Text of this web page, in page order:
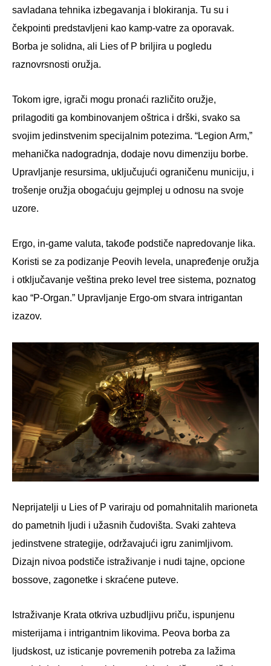
savladana tehnika izbegavanja i blokiranja. Tu su i
čekpointi predstavljeni kao kamp-vatre za oporavak.
Borba je solidna, ali Lies of P briljira u pogledu
raznovrsnosti oružja.
Tokom igre, igrači mogu pronaći različito oružje,
prilagoditi ga kombinovanjem oštrica i drški, svako sa
svojim jedinstvenim specijalnim potezima. “Legion Arm,”
mehanička nadogradnja, dodaje novu dimenziju borbe.
Upravljanje resursima, uključujući ograničenu municiju, i
trošenje oružja obogaćuju gejmplej u odnosu na svoje
uzore.
Ergo, in-game valuta, takođe podstiče napredovanje lika.
Koristi se za podizanje Peovih levela, unapređenje oružja
i otključavanje veština preko level tree sistema, poznatog
kao “P-Organ.” Upravljanje Ergo-om stvara intrigantan
izazov.
Neprijatelji u Lies of P variraju od pomahnitalih marioneta
do pametnih ljudi i užasnih čudovišta. Svaki zahteva
jedinstvene strategije, održavajući igru zanimljivom.
Dizajn nivoa podstiče istraživanje i nudi tajne, opcione
bossove, zagonetke i skraćene puteve.
Istraživanje Krata otkriva uzbudljivu priču, ispunjenu
misterijama i intrigantnim likovima. Peova borba za
ljudskost, uz isticanje povremenih potreba za lažima